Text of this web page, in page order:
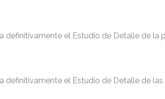
definitivamente el Estudio de Detalle de la
definitivamente el Estudio de Detalle de